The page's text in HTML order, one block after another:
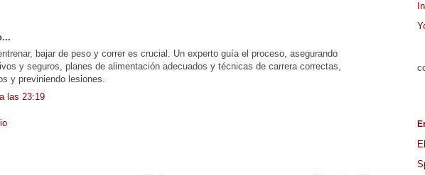
bajar de peso y correr es crucial. Un experto guía el proceso, asegurando
y seguros, planes de alimentación adecuados y técnicas de carrera correctas,
y previniendo lesiones.
las 23:19